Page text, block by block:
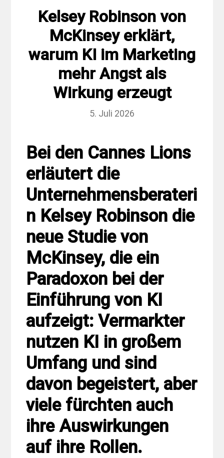
Kelsey Robinson von
McKinsey erklärt,
warum KI im Marketing
mehr Angst als
Wirkung erzeugt
5. Juli 2026
Bei den Cannes Lions
erläutert die
Unternehmensberateri
n Kelsey Robinson die
neue Studie von
McKinsey, die ein
Paradoxon bei der
Einführung von KI
aufzeigt: Vermarkter
nutzen KI in großem
Umfang und sind
davon begeistert, aber
viele fürchten auch
ihre Auswirkungen
auf ihre Rollen.